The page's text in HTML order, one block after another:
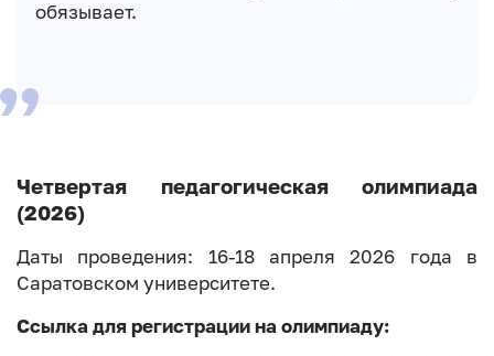
обязывает.
Четвертая педагогическая олимпиада
(2026)
Даты проведения: 16-18 апреля 2026 года в
Саратовском университете.
Ссылка для регистрации на олимпиаду: